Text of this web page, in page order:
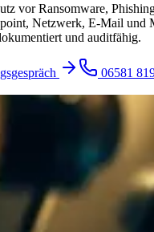
vor Ransomware,
Netzwerk, E-Mail und
und auditfähig.
06581